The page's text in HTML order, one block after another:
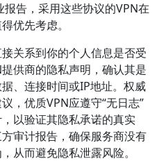
告，采用这些协议的VPN在
优先考虑。
关系到你的个人信息是否受
供商的隐私声明，确认其是
、连接时间或IP地址。权威
，优质VPN应遵守“无日志”
以验证其隐私承诺的真实
审计报告，确保服务商没有
从而避免隐私泄露风险。